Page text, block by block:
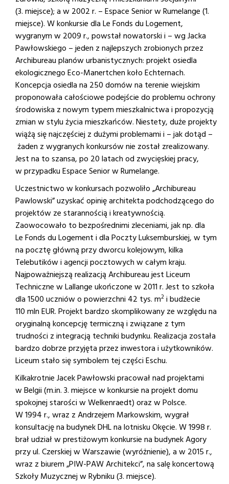
(3. miejsce); a w 2002 r. – Espace Senior w Rumelange (1.
miejsce). W konkursie dla Le Fonds du Logement,
wygranym w 2009 r., powstał nowatorski i – wg Jacka
Pawłowskiego – jeden z najlepszych zrobionych przez
Archibureau planów urbanistycznych: projekt osiedla
ekologicznego Eco-Manertchen koło Echternach.
Koncepcja osiedla na 250 domów na terenie wiejskim
proponowała całościowe podejście do problemu ochrony
środowiska z nowym typem mieszkalnictwa i propozycją
zmian w stylu życia mieszkańców. Niestety, duże projekty
wiążą się najczęściej z dużymi problemami i – jak dotąd –
żaden z wygranych konkursów nie został zrealizowany.
Jest na to szansa, po 20 latach od zwycięskiej pracy,
w przypadku Espace Senior w Rumelange.
Uczestnictwo w konkursach pozwoliło „Archibureau
Pawlowski” uzyskać opinię architekta podchodzącego do
projektów ze starannością i kreatywnością.
Zaowocowało to bezpośrednimi zleceniami, jak np. dla
Le Fonds du Logement i dla Poczty Luksemburskiej, w tym
na pocztę główną przy dworcu kolejowym, kilka
Telebutików i agencji pocztowych w całym kraju.
Najpoważniejszą realizacją Archibureau jest Liceum
Techniczne w Lallange ukończone w 2011 r. Jest to szkoła
dla 1500 uczniów o powierzchni 42 tys. m2 i budżecie
110 mln EUR. Projekt bardzo skomplikowany ze względu na
oryginalną koncepcję termiczną i związane z tym
trudności z integracją techniki budynku. Realizacja została
bardzo dobrze przyjęta przez inwestora i użytkowników.
Liceum stało się symbolem tej części Eschu.
Kilkakrotnie Jacek Pawłowski pracował nad projektami
w Belgii (m.in. 3. miejsce w konkursie na projekt domu
spokojnej starości w Welkenraedt) oraz w Polsce.
W 1994 r., wraz z Andrzejem Markowskim, wygrał
konsultację na budynek DHL na lotnisku Okęcie. W 1998 r.
brał udział w prestiżowym konkursie na budynek Agory
przy ul. Czerskiej w Warszawie (wyróżnienie), a w 2015 r.,
wraz z biurem „PIW-PAW Architekci”, na salę koncertową
Szkoły Muzycznej w Rybniku (3. miejsce).